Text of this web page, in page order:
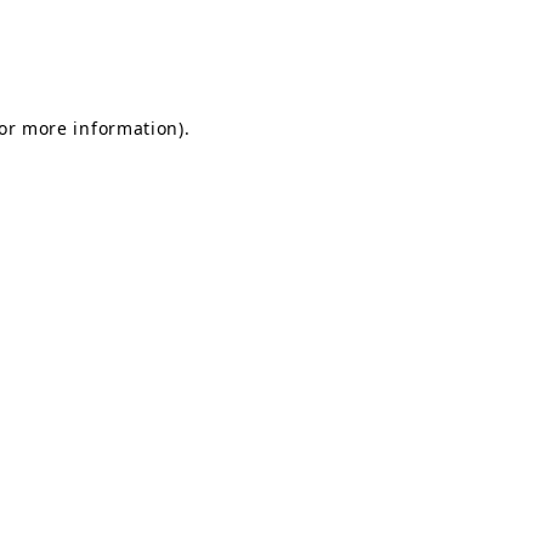
more information).